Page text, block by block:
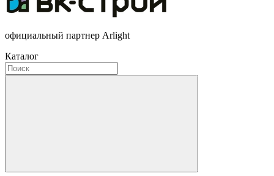
официальный партнер Arlight
Каталог